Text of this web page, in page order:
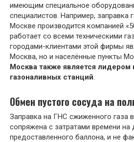
имеющим специальное
специалистов. Например, заправка
Москве производится компанией
работает со всеми техническими
городами-клиентами этой фирмы
Москва, но и населённые пункты
Москва также является лидером
газоналивных станций.
Обмен пустого сосуда на
Заправка на ГНС сжиженного газа
сопряжена с затратами времени на
предоставленного баллона, и не